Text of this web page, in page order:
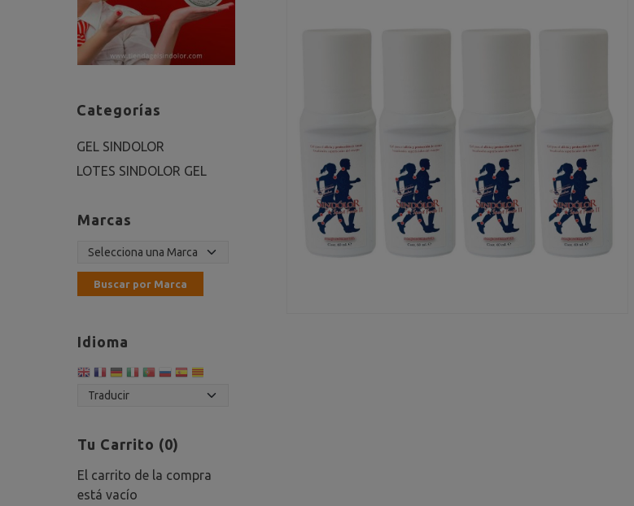
Categorías
GEL SINDOLOR
LOTES SINDOLOR GEL
Marcas
Idioma
Tu Carrito (0)
El carrito de la compra
está vacío